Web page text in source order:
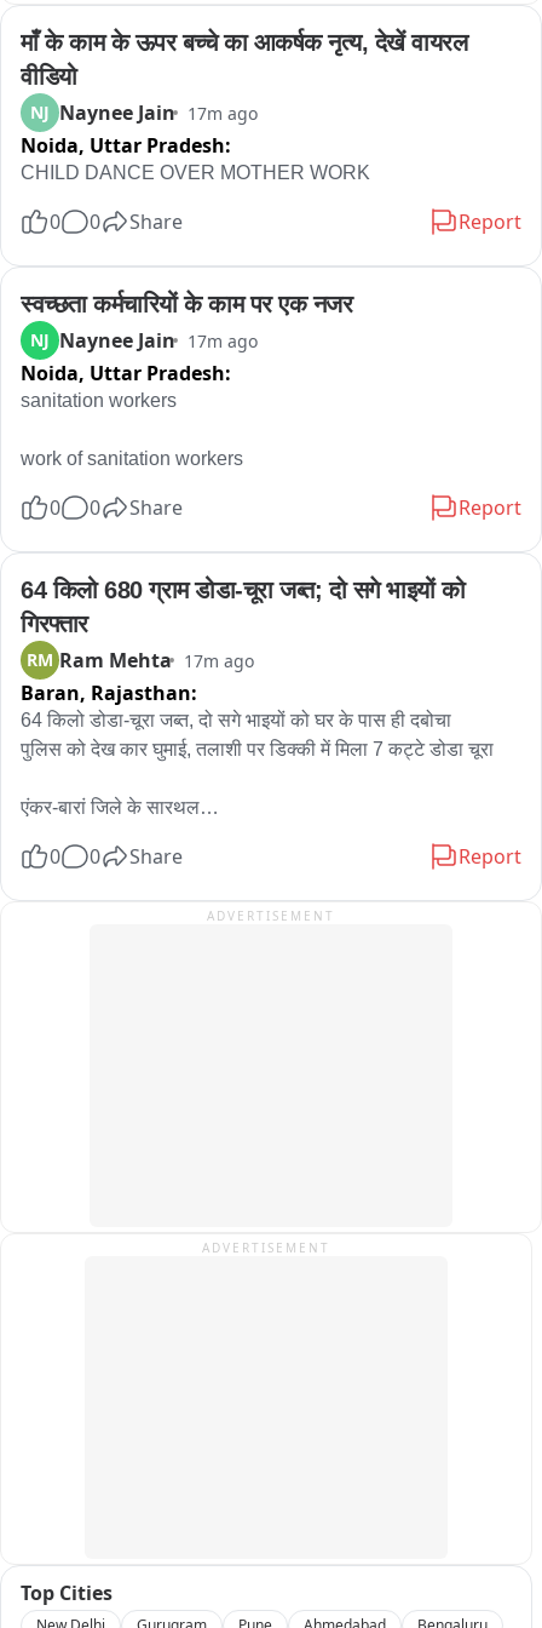
माँ के काम के ऊपर बच्चे का आकर्षक नृत्य, देखें वायरल
वीडियो
NJ Naynee Jain 17m ago
Noida, Uttar Pradesh:
CHILD DANCE OVER MOTHER WORK
0 0 Share Report
स्वच्छता कर्मचारियों के काम पर एक नजर
NJ Naynee Jain 17m ago
Noida, Uttar Pradesh:
sanitation workers
work of sanitation workers
0 0 Share Report
64 किलो 680 ग्राम डोडा-चूरा जब्त; दो सगे भाइयों को
गिरफ्तार
RM Ram Mehta 17m ago
Baran, Rajasthan:
64 किलो डोडा-चूरा जब्त, दो सगे भाइयों को घर के पास ही दबोचा
पुलिस को देख कार घुमाई, तलाशी पर डिक्की में मिला 7 कट्टे डोडा चूरा
एंकर-बारां जिले के सारथल
64 किलो 680 ग्राम डोडा-चूरा जब्त किया है। आरोपी कार की डिक्की में
कार भी जब्त कर ली। भरकर
0 0 Share Report
ADVERTISEMENT
ADVERTISEMENT
Top Cities